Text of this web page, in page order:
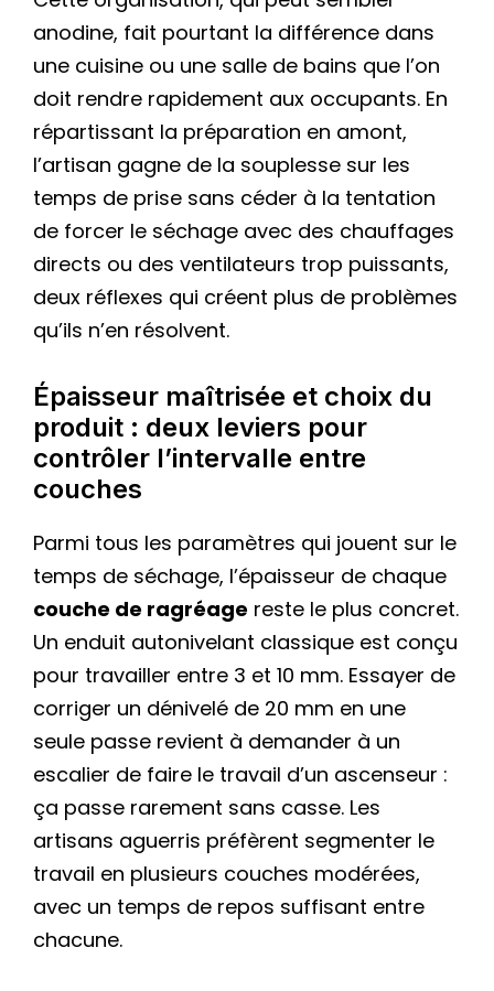
anodine, fait pourtant la différence dans
une cuisine ou une salle de bains que l’on
doit rendre rapidement aux occupants. En
répartissant la préparation en amont,
l’artisan gagne de la souplesse sur les
temps de prise sans céder à la tentation
de forcer le séchage avec des chauffages
directs ou des ventilateurs trop puissants,
deux réflexes qui créent plus de problèmes
qu’ils n’en résolvent.
Épaisseur maîtrisée et choix du
produit : deux leviers pour
contrôler l’intervalle entre
couches
Parmi tous les paramètres qui jouent sur le
temps de séchage, l’épaisseur de chaque
couche de ragréage reste le plus concret.
Un enduit autonivelant classique est conçu
pour travailler entre 3 et 10 mm. Essayer de
corriger un dénivelé de 20 mm en une
seule passe revient à demander à un
escalier de faire le travail d’un ascenseur :
ça passe rarement sans casse. Les
artisans aguerris préfèrent segmenter le
travail en plusieurs couches modérées,
avec un temps de repos suffisant entre
chacune.